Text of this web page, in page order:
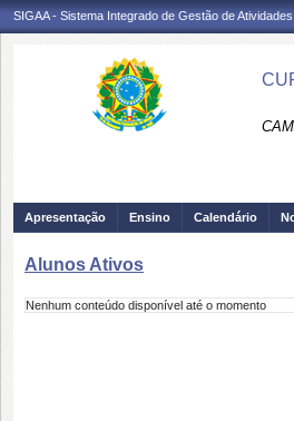
SIGAA - Sistema Integrado de Gestão de
Apresentação Ensino Calendário
Alunos Ativos
Nenhum conteúdo disponível até o momento